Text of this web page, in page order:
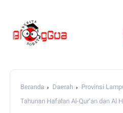
Beranda Daerah
Provinsi
Tahunan Hafalan Al-Qur’an dan Al